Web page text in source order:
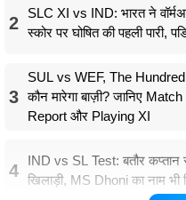
2
SLC XI vs IND: भारत ने
स्कोर पर घोषित की पहली
3
SUL vs WEF, The
कौन मारेगा बाज़ी? जानिए
Report और Playing XI
4
IND vs SL Test: बतौर कप्तान
खिलाड़ी, MS Dhoni का नाम भी